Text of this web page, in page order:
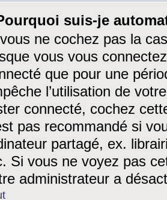
suis-je
ne cochez pas la
vous vous
que pour une
l’utilisation de
connecté, cochez
pas recommandé si
partagé, ex.
Si vous ne voyez pas
administrateur a